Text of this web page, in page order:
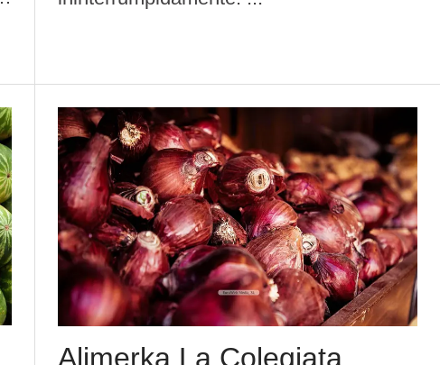
Alimerka La Colegiata